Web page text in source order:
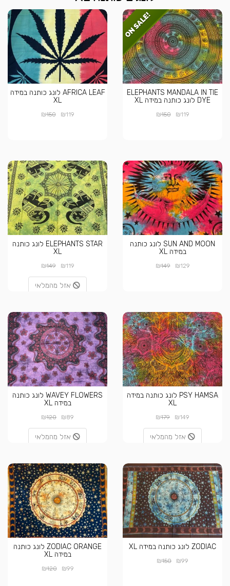
ELEPHANTS MANDALA IN TIE
DYE לונג כותנה במידה XL
₪119
₪150
AFRICA LEAF לונג כותנה במידה
XL
₪119
₪150
SUN AND MOON לונג כותנה
במידה XL
₪129
₪149
ELEPHANTS STAR לונג כותנה
XL
₪119
₪149
אזל מהמלאי
PSY HAMSA לונג כותנה במידה
XL
₪149
₪179
אזל מהמלאי
WAVEY FLOWERS לונג כותנה
במידה XL
₪89
₪120
אזל מהמלאי
ZODIAC לונג כותנה במידה XL
₪99
₪150
ZODIAC ORANGE לונג כותנה
במידה XL
₪99
₪120